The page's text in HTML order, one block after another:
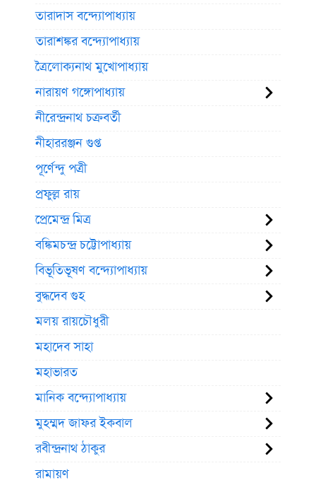
তারাদাস বন্দ্যোপাধ্যায়
তারাশঙ্কর বন্দ্যোপাধ্যায়
ত্রৈলোক্যনাথ মুখোপাধ্যায়
নারায়ণ গঙ্গোপাধ্যায়
নীরেন্দ্রনাথ চক্রবর্তী
নীহাররঞ্জন গুপ্ত
পূর্ণেন্দু পত্রী
প্রফুল্ল রায়
প্রেমেন্দ্র মিত্র
বঙ্কিমচন্দ্র চট্টোপাধ্যায়
বিভূতিভূষণ বন্দ্যোপাধ্যায়
বুদ্ধদেব গুহ
মলয় রায়চৌধুরী
মহাদেব সাহা
মহাভারত
মানিক বন্দ্যোপাধ্যায়
মুহম্মদ জাফর ইকবাল
রবীন্দ্রনাথ ঠাকুর
রামায়ণ